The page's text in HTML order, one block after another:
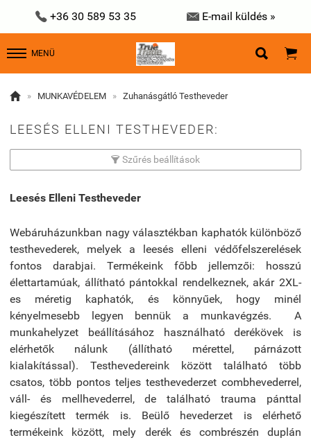
 +36 30 589 53 35  E-mail küldés »
MENÜ  
 » MUNKAVÉDELEM » Zuhanásgátló Testheveder
LEESÉS ELLENI TESTHEVEDER:
 Szűrés beállítások
Leesés Elleni Testheveder
Webáruházunkban nagy választékban kaphatók különböző
testhevederek, melyek a leesés elleni védőfelszerelések
fontos darabjai. Termékeink főbb jellemzői: hosszú
élettartamúak, állítható pántokkal rendelkeznek, akár 2XL-
es méretig kaphatók, és könnyűek, hogy minél
kényelmesebb legyen bennük a munkavégzés. A
munkahelyzet beállításához használható derékövek is
elérhetők nálunk (állítható mérettel, párnázott
kialakítással). Testhevedereink között található több
csatos, több pontos teljes testhevederzet combhevederrel,
váll- és mellhevederrel, de található trauma pánttal
kiegészített termék is. Beülő hevederzet is elérhető
termékeink között, mely derék és combrészén duplán